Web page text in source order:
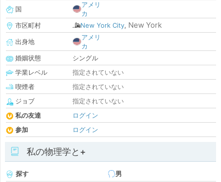
国
アメリ
カ
市区町村
New York City, New York
出身地
アメリ
カ
婚姻状態
シングル
学業レベル
指定されていない
喫煙者
指定されていない
ジョブ
指定されていない
私の友達
ログイン
参加
ログイン
私の物理学と+
探す
男